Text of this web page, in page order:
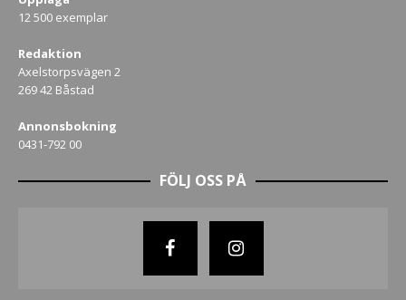
12 500 exemplar
Redaktion
Axelstorpsvägen 2
269 42 Båstad
Annonsbokning
0431-792 00
FÖLJ OSS PÅ